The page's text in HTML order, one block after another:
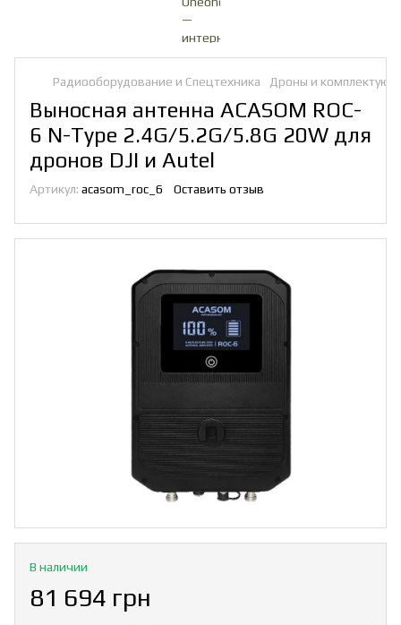
Радиооборудование и Спецтехника Дроны и
Выносная антенна ACASOM ROC-
6 N-Type 2.4G/5.2G/5.8G 20W для
дронов DJI и Autel
Артикул: acasom_roc_6 Оставить отзыв
В наличии
81 694 грн